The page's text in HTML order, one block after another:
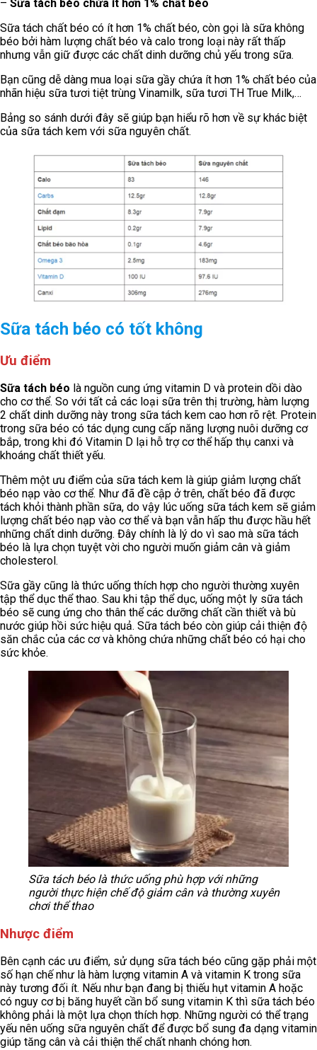
– Sữa tách béo chứa ít hơn 1% chất béo
Sữa tách chất béo có ít hơn 1% chất béo, còn gọi là sữa không
béo bởi hàm lượng chất béo và calo trong loại này rất thấp
nhưng vẫn giữ được các chất dinh dưỡng chủ yếu trong sữa.
Bạn cũng dễ dàng mua loại sữa gầy chứa ít hơn 1% chất béo của
nhãn hiệu sữa tươi tiệt trùng Vinamilk, sữa tươi TH True Milk,…
Bảng so sánh dưới đây sẽ giúp bạn hiểu rõ hơn về sự khác biệt
của sữa tách kem với sữa nguyên chất.
Sữa tách béo có tốt không
Ưu điểm
Sữa tách béo là nguồn cung ứng vitamin D và protein dồi dào
cho cơ thể. So với tất cả các loại sữa trên thị trường, hàm lượng
2 chất dinh dưỡng này trong sữa tách kem cao hơn rõ rệt. Protein
trong sữa béo có tác dụng cung cấp năng lượng nuôi dưỡng cơ
bắp, trong khi đó Vitamin D lại hỗ trợ cơ thể hấp thụ canxi và
khoáng chất thiết yếu.
Thêm một ưu điểm của sữa tách kem là giúp giảm lượng chất
béo nạp vào cơ thể. Như đã đề cập ở trên, chất béo đã được
tách khỏi thành phần sữa, do vậy lúc uống sữa tách kem sẽ giảm
lượng chất béo nạp vào cơ thể và bạn vẫn hấp thu được hầu hết
những chất dinh dưỡng. Đây chính là lý do vì sao mà sữa tách
béo là lựa chọn tuyệt vời cho người muốn giảm cân và giảm
cholesterol.
Sữa gầy cũng là thức uống thích hợp cho người thường xuyên
tập thể dục thể thao. Sau khi tập thể dục, uống một ly sữa tách
béo sẽ cung ứng cho thân thể các dưỡng chất cần thiết và bù
nước giúp hồi sức hiệu quả. Sữa tách béo còn giúp cải thiện độ
săn chắc của các cơ và không chứa những chất béo có hại cho
sức khỏe.
Sữa tách béo là thức uống phù hợp với những
người thực hiện chế độ giảm cân và thường xuyên
chơi thể thao
Nhược điểm
Bên cạnh các ưu điểm, sử dụng sữa tách béo cũng gặp phải một
số hạn chế như là hàm lượng vitamin A và vitamin K trong sữa
này tương đối ít. Nếu như bạn đang bị thiếu hụt vitamin A hoặc
có nguy cơ bị băng huyết cần bổ sung vitamin K thì sữa tách béo
không phải là một lựa chọn thích hợp. Những người có thể trạng
yếu nên uống sữa nguyên chất để được bổ sung đa dạng vitamin
giúp tăng cân và cải thiện thể chất nhanh chóng hơn.